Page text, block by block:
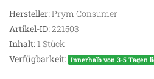
Hersteller:Prym Consumer
Artikel-ID:221503
Inhalt:1 Stück
Verfügbarkeit: Innerhalb von 3-5 Tagen